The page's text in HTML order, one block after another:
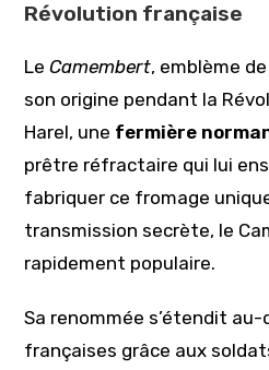
Révolution française
LeCamembert, emblème
son origine pendant la
Harel, une fermière
prêtre réfractaire qui lui
fabriquer ce fromage
transmission secrète, le
rapidement populaire.
Sa renommée s’étendit
françaises grâce aux